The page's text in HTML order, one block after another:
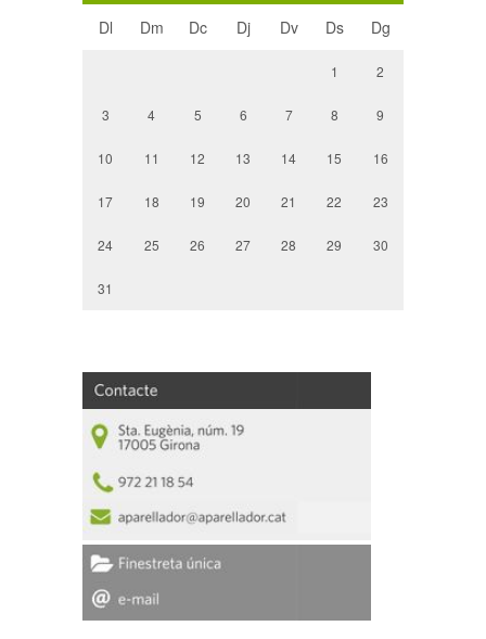
Dl Dm Dc Dj Dv Ds Dg
1 2
3 4 5 6 7 8 9
10 11 12 13 14 15 16
17 18 19 20 21 22 23
24 25 26 27 28 29 30
31